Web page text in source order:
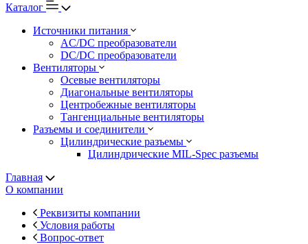
Каталог
Источники питания
AC/DC преобразователи
DC/DC преобразователи
Вентиляторы
Осевые вентиляторы
Диагональные вентиляторы
Центробежные вентиляторы
Тангенциальные вентиляторы
Разъемы и соединители
Цилиндрические разъемы
Цилиндрические MIL-Spec разъемы
Главная
О компании
Реквизиты компании
Условия работы
Вопрос-ответ